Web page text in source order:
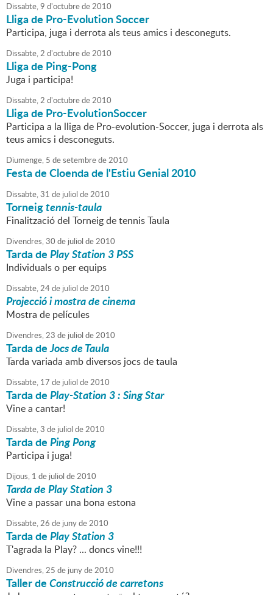
Dissabte,9 d'octubrede2010
Lliga de Pro-Evolution Soccer
Participa, juga i derrota als teus amics i desconeguts.
Dissabte,2 d'octubrede2010
Lliga de Ping-Pong
Juga i participa!
Dissabte,2 d'octubrede2010
Lliga de Pro-EvolutionSoccer
Participa a la lliga de Pro-evolution-Soccer, juga i derrota als
teus amics i desconeguts.
Diumenge, 5 desetembrede2010
Festa de Cloenda de l'Estiu Genial 2010
Dissabte,31 de juliol de2010
Torneigtennis-taula
Finalització del Torneig de tennis Taula
Divendres,30 de juliol de2010
Tarda dePlay Station 3 PSS
Individuals o per equips
Dissabte,24de juliol de2010
Projecció i mostra de cinema
Mostra de películes
Divendres,23 de juliol de2010
Tarda deJocs de Taula
Tarda variada amb diversos jocs de taula
Dissabte, 17 de juliol de2010
Tarda dePlay-Station 3 : Sing Star
Vine a cantar!
Dissabte,3 de juliol de2010
Tarda dePing Pong
Participa i juga!
Dijous, 1 de juliol de2010
Tarda de Play Station 3
Vine a passar una bona estona
Dissabte,26 de junyde2010
Tarda dePlay Station 3
T'agrada la Play? ... doncs vine!!!
Divendres,25 de junyde2010
Taller deConstrucció de carretons